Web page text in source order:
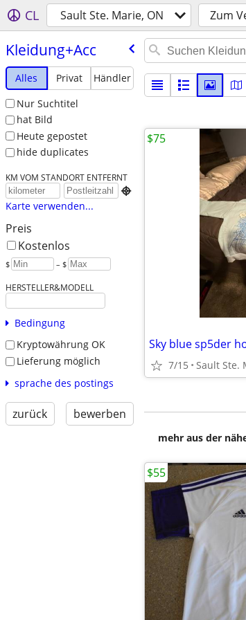
CL Sault Ste. Marie, ON Zum
Kleidung+Acc
Alles Privat
Händler
Nur Suchtitel
hat Bild
Heute gepostet
hide duplicates
KM VOM STANDORT ENTFERNT

Karte verwenden...
Preis
Kostenlos
$ – $
HERSTELLER&MODELL
Bedingung
Kryptowährung OK
Lieferung möglich
sprache des postings
zurück bewerben
Sky blue sp5der
7/15 Sault Ste.
$75
mehr aus der
$55